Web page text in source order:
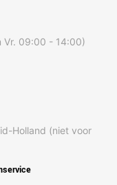
Vr. 09:00 - 14:00)
Holland (niet voor